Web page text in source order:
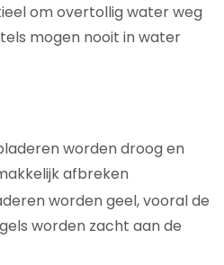
om overtollig water weg
mogen nooit in water
worden droog en
afbreken
worden geel, vooral de
worden zacht aan de